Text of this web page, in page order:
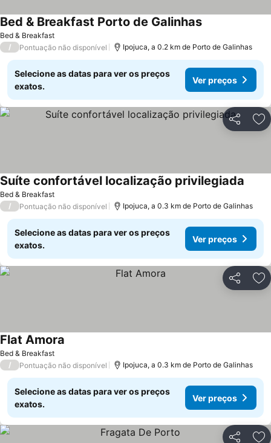
Bed & Breakfast
Bed & Breakfast Porto de GalinhasVer preços
/ Pontuação não disponível Ipojuca, a 0.2 km de Porto de Galinhas
Selecione as datas para ver os preços
exatos.
Ver preços
Partilhar
Bed & Breakfast
Suíte confortável localização privilegiada
/ Pontuação não disponível Ipojuca, a 0.3 km de Porto de Galinhas
Selecione as datas para ver os preços
exatos.
Ver preços
Partilhar
Bed & Breakfast
Flat Amora
/ Pontuação não disponível Ipojuca, a 0.3 km de Porto de Galinhas
Selecione as datas para ver os preços
exatos.
Ver preços